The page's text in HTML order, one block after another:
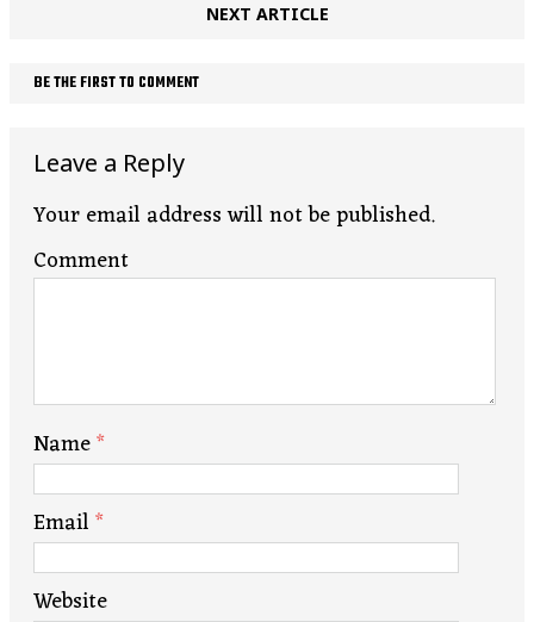
NEXT ARTICLE
BE THE FIRST TO COMMENT
Leave a Reply
Your email address will not be published.
Comment
Name*
Email*
Website